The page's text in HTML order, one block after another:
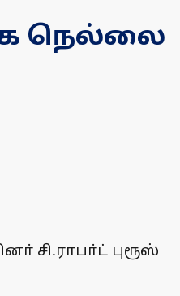
நெல்லை
சி.ராபா்ட் புரூஸ்